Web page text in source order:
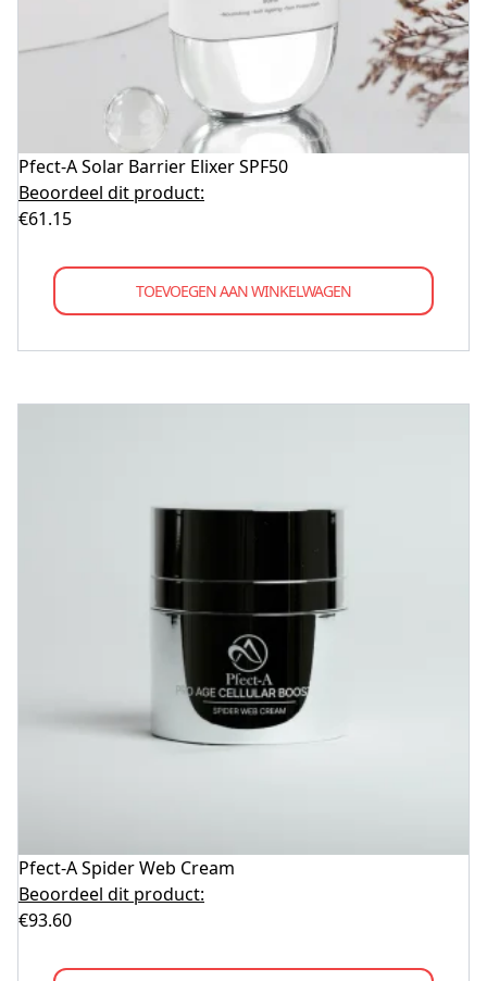
Pfect-A Solar Barrier Elixer SPF50
Beoordeel dit product:
€61.15
TOEVOEGEN AAN WINKELWAGEN
Pfect-A Spider Web Cream
Beoordeel dit product:
€93.60